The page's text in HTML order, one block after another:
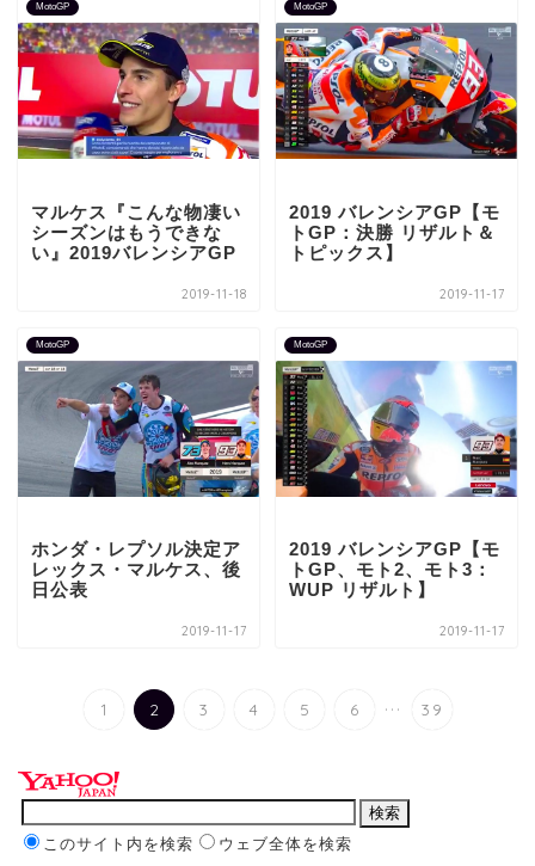
MotoGP
マルケス『こんな物凄い
シーズンはもうできな
い』2019バレンシアGP
2019-11-18
MotoGP
2019 バレンシアGP【モ
トGP：決勝 リザルト＆
トピックス】
2019-11-17
MotoGP
ホンダ・レプソル決定ア
レックス・マルケス、後
日公表
2019-11-17
MotoGP
2019 バレンシアGP【モ
トGP、モト2、モト3：
WUP リザルト】
2019-11-17
1 2 3 4 5 6 ... 39
このサイト内を検索 ウェブ全体を検索